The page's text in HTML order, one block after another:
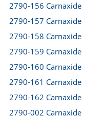
2790-156 Carnaxide
2790-157 Carnaxide
2790-158 Carnaxide
2790-159 Carnaxide
2790-160 Carnaxide
2790-161 Carnaxide
2790-162 Carnaxide
2790-002 Carnaxide